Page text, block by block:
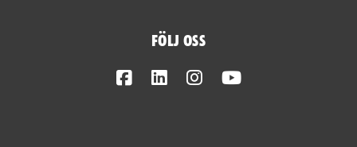
Följ oss
FacebookLinkedInInstagram